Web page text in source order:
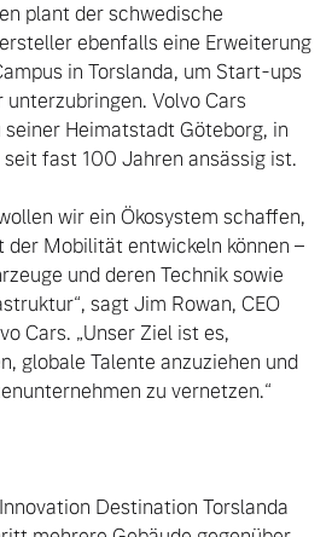
plant der schwedische
ebenfalls eine Erweiterung
in Torslanda, um Start-ups
Volvo Cars
Heimatstadt Göteborg, in
fast 100 Jahren ansässig ist.
der Mobilität entwickeln können –
und deren Technik sowie
sagt Jim Rowan, CEO
Cars. „Unser Ziel ist es,
globale Talente anzuziehen und
zu vernetzen.“
Destination Torslanda